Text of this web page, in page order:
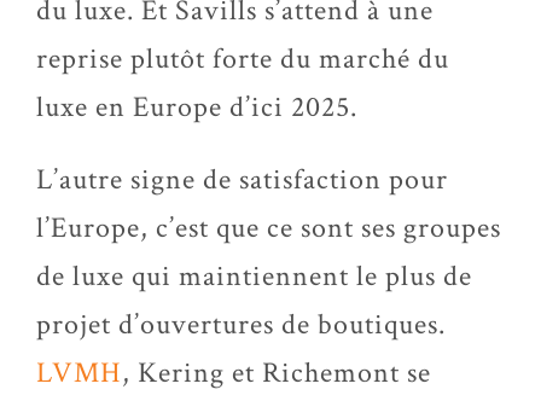
du luxe. Et Savills s’attend à une
reprise plutôt forte du marché du
luxe en Europe d’ici 2025.
L’autre signe de satisfaction pour
l’Europe, c’est que ce sont ses groupes
de luxe qui maintiennent le plus de
projet d’ouvertures de boutiques.
LVMH, Kering et Richemont se